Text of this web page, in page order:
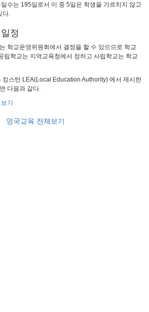
수는 195일로서 이 중 5일은 학생을 가르치지 않고
다.
정
학교운영위원회에서 결정을 할 수 있으므로 학교
립학교는 지역교육청에서 정하고 사립학교는 학교
킹스턴 LEA(Local Education Authority) 에서 제시한
다음과 같다.
기
영국교육 전체보기